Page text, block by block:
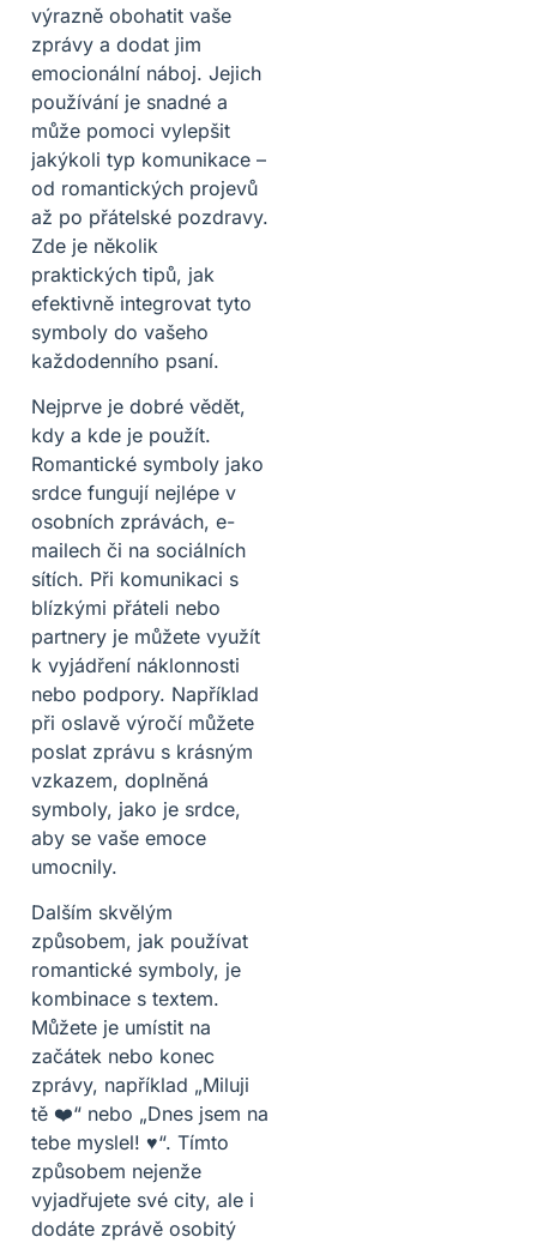
výrazně obohatit vaše
zprávy a dodat jim
emocionální náboj. Jejich
používání je snadné a
může pomoci vylepšit
jakýkoli typ komunikace –
od romantických projevů
až po přátelské pozdravy.
Zde je několik
praktických tipů, jak
efektivně integrovat tyto
symboly do vašeho
každodenního psaní.
Nejprve je dobré vědět,
kdy a kde je použít.
Romantické symboly jako
srdce fungují nejlépe v
osobních zprávách, e-
mailech či na sociálních
sítích. Při komunikaci s
blízkými přáteli nebo
partnery je můžete využít
k vyjádření náklonnosti
nebo podpory. Například
při oslavě výročí můžete
poslat zprávu s krásným
vzkazem, doplněná
symboly, jako je srdce,
aby se vaše emoce
umocnily.
Dalším skvělým
způsobem, jak používat
romantické symboly, je
kombinace s textem.
Můžete je umístit na
začátek nebo konec
zprávy, například „Miluji
tě ❤️“ nebo „Dnes jsem na
tebe myslel! ♥“. Tímto
způsobem nejenže
vyjadřujete své city, ale i
dodáte zprávě osobitý